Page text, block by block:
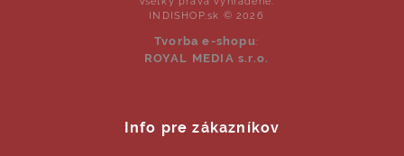
INDISHOP.sk © 2026
Tvorba e-shopu:
ROYAL MEDIA s.r.o.
Info pre zákazníkov